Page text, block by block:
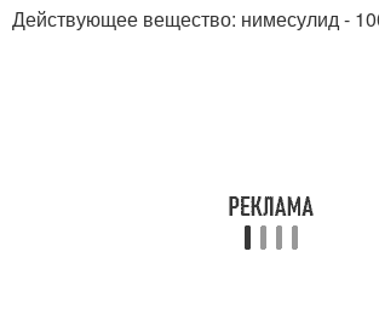
Действующее вещество: нимесулид -